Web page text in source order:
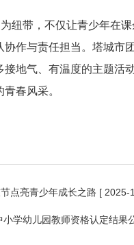
纽带，不仅让青少年在
作与责任担当。塔城市
地气、有温度的主题活
春风采。
点亮青少年成长之路 [ 2025-
学幼儿园教师资格认定结果